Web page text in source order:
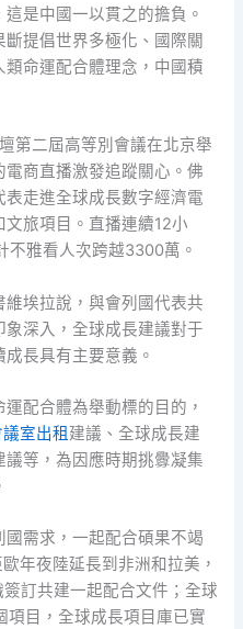
是中國一以貫之的擔負。
提倡世界多極化、國際關
命運配合體理念，中國積
第二屆高等別會議在北京舉
商直播激發追蹤關心。佛
走進全球成長數字經濟電
旅項目。直播連續12小
不雅看人次跨越3300萬。
埃拉說，與會列國代表共
深入，全球成長建議對于
長具有主要意義。
配合體為舉動標的目的，
室出租 建議、全球成長建
等，為因應時期挑釁凝集
需求，一起配合碩果不竭
年夜陸延長到非洲和拉美，
訂共建一起配合文件；全球
項目，全球成長項目庫已實